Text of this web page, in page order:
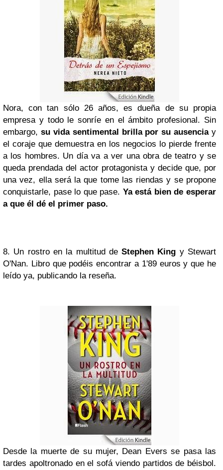
Nora, con tan sólo 26 años, es dueña de su propia
empresa y todo le sonríe en el ámbito profesional. Sin
embargo, su vida sentimental brilla por su ausenciay
el coraje que demuestra en los negocios lo pierde frente
a los hombres. Un día va a ver una obra de teatro y se
queda prendada del actor protagonista y decide que, por
una vez, ella será la que tome las riendas y se propone
conquistarle, pase lo que pase. Ya está bien de esperar
a que él dé el primer paso.
8. Un rostro en la multitud deStephen King y Stewart
O'Nan. Libro que podéis encontrar a 1'89 euros y que he
leído ya, publicando la reseña.
Desde la muerte de su mujer, Dean Evers se pasa las
tardes apoltronado en el sofá viendo partidos de béisbol.